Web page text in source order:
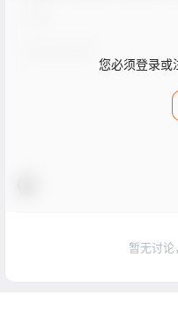
您必须登录或
暂无讨